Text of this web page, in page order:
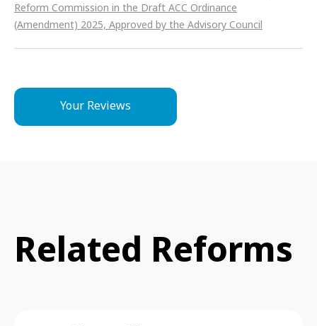
Reform Commission in the Draft ACC Ordinance
(Amendment) 2025, Approved by the Advisory Council
Your Reviews
Related Reforms